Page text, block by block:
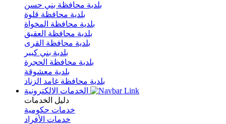
بلدية محافظة بني حسن
بلدية محافظة قلوة
بلدية محافظة المخواة
بلدية محافظة العقيق
بلدية محافظة القرى
بلدية بني كبير
بلدية محافظة الحجرة
بلدية معشوقة
بلدية محافظة غامد الزناد
دليل الخدمات
خدمات حكومية
خدمات الأفراد